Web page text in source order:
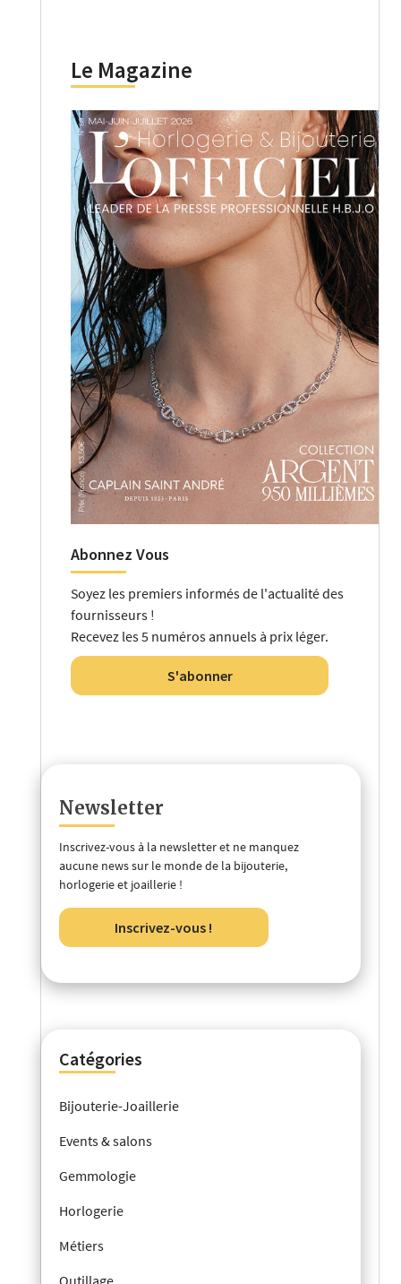
Le Magazine
Abonnez Vous
Soyez les premiers informés de l'actualité des
fournisseurs !
Recevez les 5 numéros annuels à prix léger.
S'abonner
Newsletter
Inscrivez-vous à la newsletter et ne manquez
aucune news sur le monde de la bijouterie,
horlogerie et joaillerie !
Inscrivez-vous !
Catégories
Bijouterie-Joaillerie
Events & salons
Gemmologie
Horlogerie
Métiers